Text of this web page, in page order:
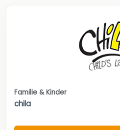
Familie & Kinder
chila